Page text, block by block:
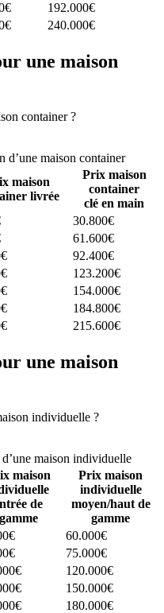
192.000€
240.000€
une maison
container ?
d’une maison container
maison
livrée
Prix maison
container
clé en main
30.800€
61.600€
92.400€
123.200€
154.000€
184.800€
215.600€
une maison
individuelle ?
maison individuelle
maison
de
gamme
Prix maison
individuelle
moyen/haut de
gamme
60.000€
75.000€
120.000€
150.000€
180.000€